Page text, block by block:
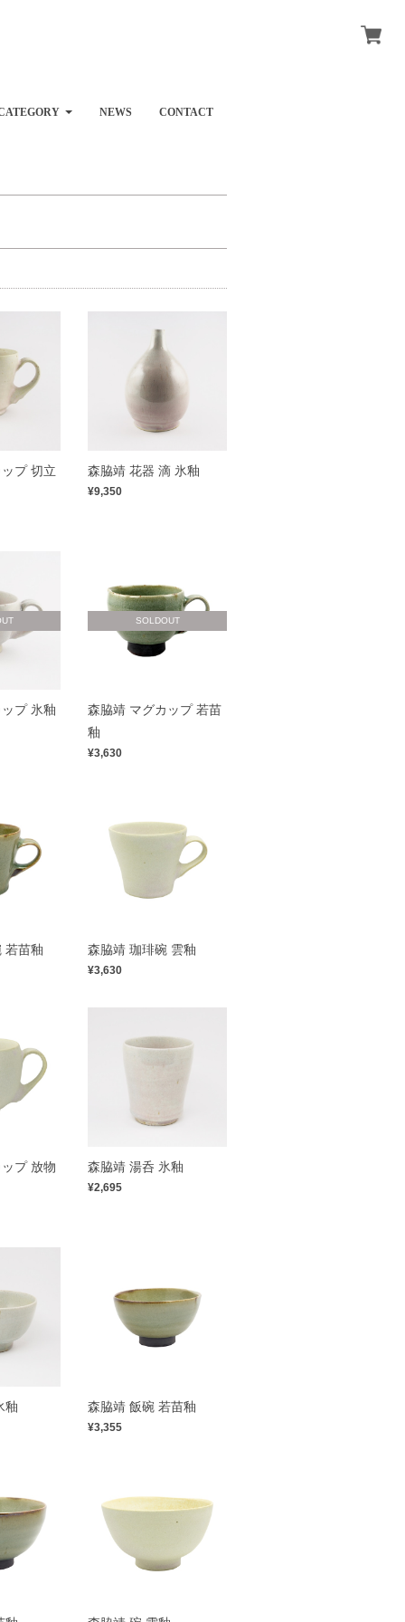
NEWS CONTACT
プ 切立
森脇靖 花器 滴 氷釉
¥9,350
プ 氷釉
SOLDOUT
森脇靖 マグカップ 若苗
釉
¥3,630
若苗釉 森脇靖 珈琲碗 雲釉
¥3,630
プ 放物
森脇靖 湯呑 氷釉
¥2,695
釉 森脇靖 飯碗 若苗釉
¥3,355